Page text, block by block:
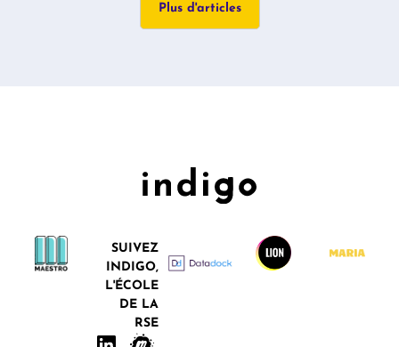
Plus d'articles
SUIVEZ
INDIGO,
L'ÉCOLE
DE LA
RSE